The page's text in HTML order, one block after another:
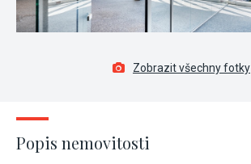
Zobrazit všechny fotky
Popis nemovitosti